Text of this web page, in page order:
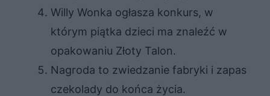
Willy Wonka ogłasza konkurs, w
którym piątka dzieci ma znaleźć w
opakowaniu Złoty Talon.
Nagroda to zwiedzanie fabryki i zapas
czekolady do końca życia.